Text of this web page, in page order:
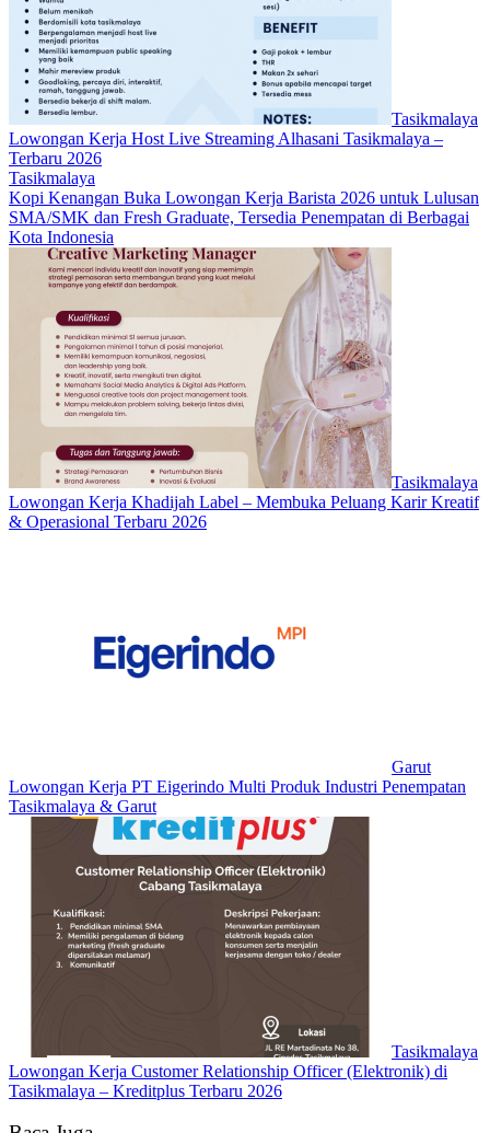
Tasikmalaya
Lowongan Kerja Host Live Streaming Alhasani Tasikmalaya –
Terbaru 2026
Tasikmalaya
Kopi Kenangan Buka Lowongan Kerja Barista 2026 untuk Lulusan
SMA/SMK dan Fresh Graduate, Tersedia Penempatan di Berbagai
Kota Indonesia
Tasikmalaya
Lowongan Kerja Khadijah Label – Membuka Peluang Karir Kreatif
& Operasional Terbaru 2026
Garut
Lowongan Kerja PT Eigerindo Multi Produk Industri Penempatan
Tasikmalaya & Garut
Tasikmalaya
Lowongan Kerja Customer Relationship Officer (Elektronik) di
Tasikmalaya – Kreditplus Terbaru 2026